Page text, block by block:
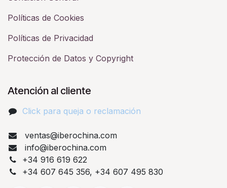
Políticas de Cookies
Políticas de Privacidad
Protección de Datos y Copyright
Atención al cliente
Click para queja o reclamación​
ventas@iberochina.com
info@iberochina.com
+34 916 619 622
+34 607 645 356, +34 607 495 830